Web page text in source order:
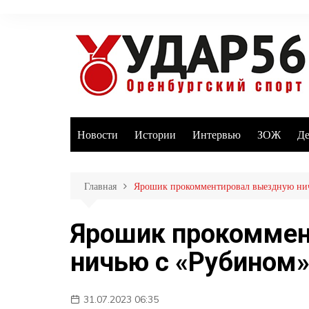
Новости Истории Интервью ЗОЖ
Главная Ярошик прокомментировал выездную
Ярошик
ничью с «Рубином»
31.07.2023 06:35